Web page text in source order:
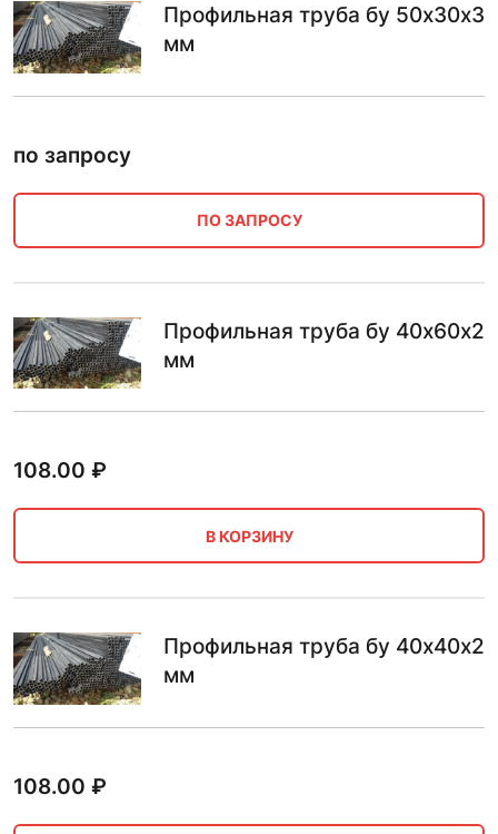
Профильная труба бу 50х30х3
мм
по запросу
ПО ЗАПРОСУ
Профильная труба бу 40х60х2
мм
108.00 ₽
В КОРЗИНУ
Профильная труба бу 40х40х2
мм
108.00 ₽